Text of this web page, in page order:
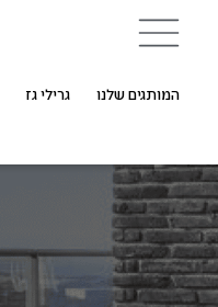
המותגים שלנו גרילי גז